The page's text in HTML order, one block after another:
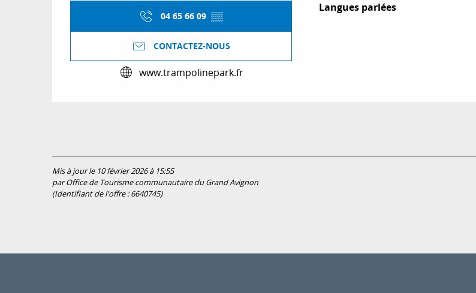
04 65 66 09 ▒▒
CONTACTEZ-NOUS
www.trampolinepark.fr
Langues parlées
Langues parlées
Mis à jour le 10 février 2026 à 15:55
par Office de Tourisme communautaire du Grand Avignon
(Identifiant de l'offre :6640745)